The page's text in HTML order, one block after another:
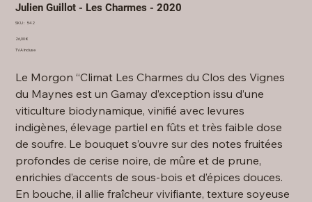
Julien Guillot - Les Charmes - 2020
SKU : SKU
542
Prix
26,00 €
TVA Incluse
Le Morgon “Climat Les Charmes du Clos des Vignes
du Maynes est un Gamay d’exception issu d’une
viticulture biodynamique, vinifié avec levures
indigènes, élevage partiel en fûts et très faible dose
de soufre. Le bouquet s’ouvre sur des notes fruitées
profondes de cerise noire, de mûre et de prune,
enrichies d’accents de sous-bois et d’épices douces.
En bouche, il allie fraîcheur vivifiante, texture soyeuse